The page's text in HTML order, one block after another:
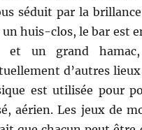
séduit par la
un huis-clos, le bar est
et un grand
d’autres
est utilisée pour
aérien. Les jeux de